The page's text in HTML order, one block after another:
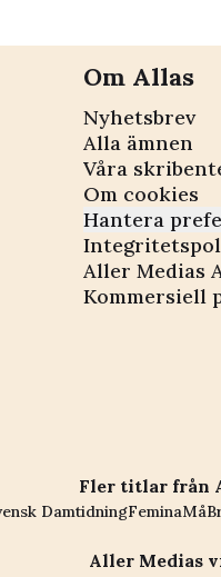
Om Allas
Nyhetsbrev
Alla ämnen
Våra
Om cookies
Hantera
Aller Medias
Kommersiell
Fler titlar från
DamtidningFemina
Aller Medias